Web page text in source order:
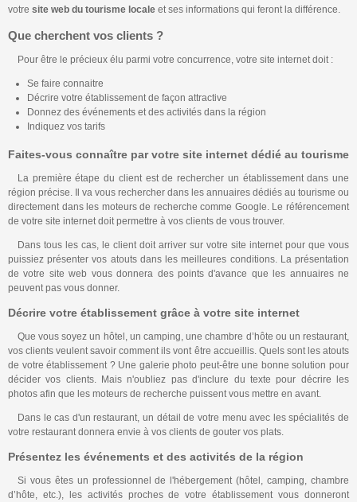
votre site web du tourisme locale et ses informations qui feront la différence.
Que cherchent vos clients ?
Pour être le précieux élu parmi votre concurrence, votre site internet doit :
Se faire connaitre
Décrire votre établissement de façon attractive
Donnez des événements et des activités dans la région
Indiquez vos tarifs
Faites-vous connaître par votre site internet dédié au tourisme
La première étape du client est de rechercher un établissement dans une
région précise. Il va vous rechercher dans les annuaires dédiés au tourisme ou
directement dans les moteurs de recherche comme Google. Le référencement
de votre site internet doit permettre à vos clients de vous trouver.
Dans tous les cas, le client doit arriver sur votre site internet pour que vous
puissiez présenter vos atouts dans les meilleures conditions. La présentation
de votre site web vous donnera des points d'avance que les annuaires ne
peuvent pas vous donner.
Décrire votre établissement grâce à votre site internet
Que vous soyez un hôtel, un camping, une chambre d’hôte ou un restaurant,
vos clients veulent savoir comment ils vont être accueillis. Quels sont les atouts
de votre établissement ? Une galerie photo peut-être une bonne solution pour
décider vos clients. Mais n'oubliez pas d'inclure du texte pour décrire les
photos afin que les moteurs de recherche puissent vous mettre en avant.
Dans le cas d'un restaurant, un détail de votre menu avec les spécialités de
votre restaurant donnera envie à vos clients de gouter vos plats.
Présentez les événements et des activités de la région
Si vous êtes un professionnel de l'hébergement (hôtel, camping, chambre
d’hôte, etc.), les activités proches de votre établissement vous donneront